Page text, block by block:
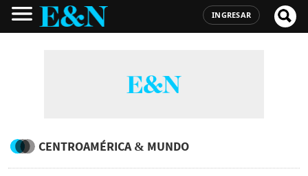
INGRESAR
CENTROAMÉRICA & MUNDO